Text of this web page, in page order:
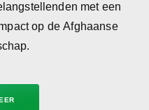
met een
op de Afghaanse